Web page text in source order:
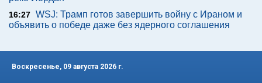
16:27 WSJ: Трамп готов завершить войну с Ираном и
объявить о победе даже без ядерного соглашения
Воскресенье, 09 августа 2026 г.